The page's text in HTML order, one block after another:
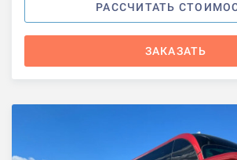
РАССЧИТАТЬ
ЗАКАЗАТЬ